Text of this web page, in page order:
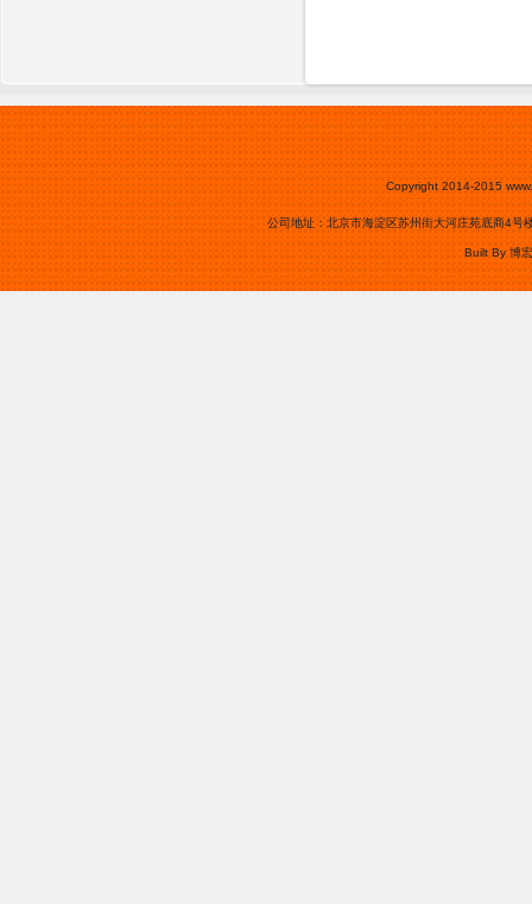
Copyright 2014-2015
公司地址：北京市海淀区苏州街大河庄苑底商4
Built By 博